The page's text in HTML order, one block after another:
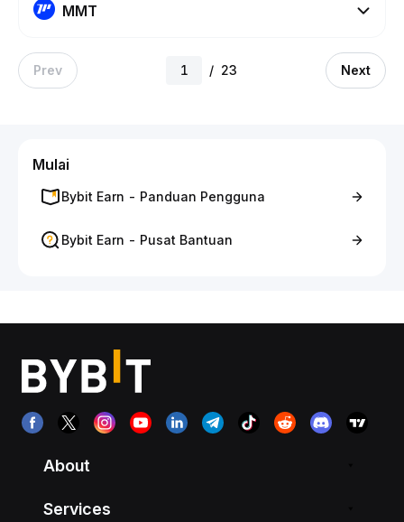
MMT
Prev / 23 Next
Mulai
Bybit Earn - Panduan Pengguna
Bybit Earn - Pusat Bantuan
About
Services